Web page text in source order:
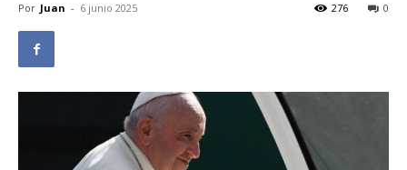
Por Juan - 6 junio 2025 0
276